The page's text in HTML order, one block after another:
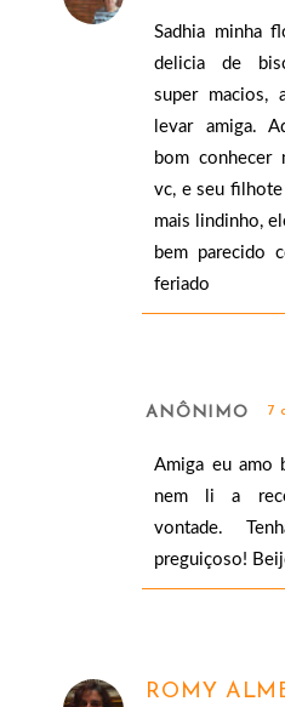
Sadhia minha
delicia de
super macios,
levar amiga.
bom conhecer
vc, e seu filhote
mais lindinho,
bem parecido
feriado
ANÔNIMO 7
Amiga eu amo
nem li a
vontade.
preguiçoso!
ROMY